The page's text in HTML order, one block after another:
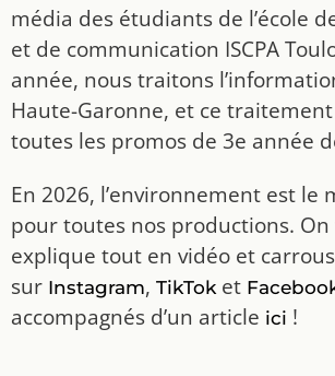
média des étudiants de l’école
et de communication ISCPA
année, nous traitons
Haute-Garonne, et ce
toutes les promos de 3e année
En 2026, l’environnement est le
pour toutes nos productions. On
explique tout en vidéo et
sur Instagram, TikToket
accompagnés d’un article ici !